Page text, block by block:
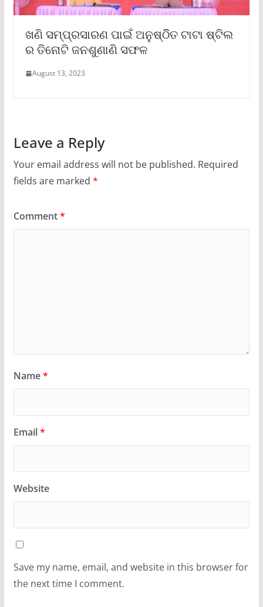
ଖଣି ସମ୍ପ୍ରସାରଣ ପାଇଁ ଅନୁଷ୍ଠିିତ ଟାଟା ଷ୍ଟିଲ
ର ତିନୋଟି ଜନଶୁଣାଣି ସଫଳ
August 13, 2023
Leave a Reply
Your email address will not be published. Required
fields are marked *
Comment*
Name*
Email*
Website
Save my name, email, and website in this browser for
the next time I comment.